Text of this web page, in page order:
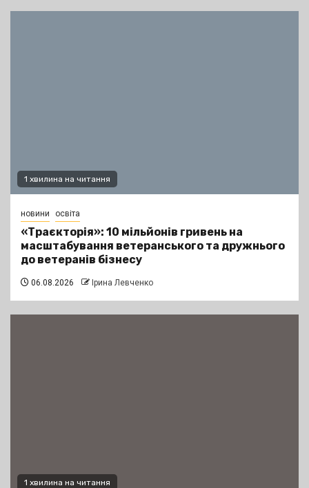
1 хвилина на читання
новини освіта
«Траєкторія»: 10 мільйонів гривень на
масштабування ветеранського та дружнього
до ветеранів бізнесу
06.08.2026 Ірина Левченко
1 хвилина на читання